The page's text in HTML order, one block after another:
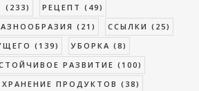
(233) РЕЦЕПТ (49)
(21) ССЫЛКИ (25)
(139) УБОРКА (8)
РАЗВИТИЕ (100)
ХРАНЕНИЕ ПРОДУКТОВ (38)